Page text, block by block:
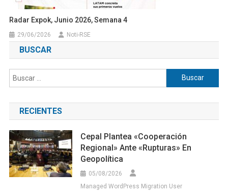
Radar Expok, Junio 2026, Semana 4
29/06/2026 Noti-RSE
BUSCAR
Buscar:
RECIENTES
Cepal Plantea «cooperación
Regional» Ante «rupturas» En
Geopolítica
05/08/2026
Managed WordPress Migration User